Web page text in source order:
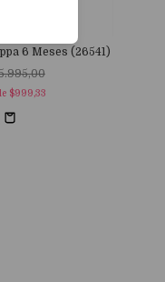
6 Meses (26541)
$999,33